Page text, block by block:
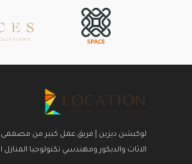
لوكيشن ديزين | فريق عمل كبير من مصممى
الاثاث والديكور ومهندسي تكنولوجيا المنازل